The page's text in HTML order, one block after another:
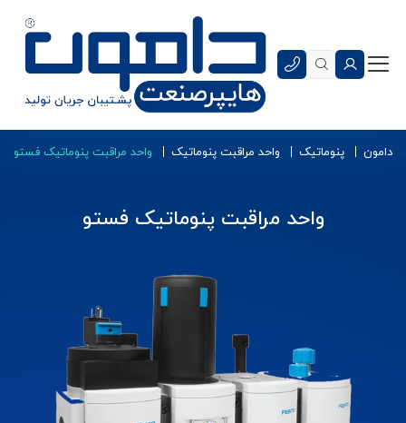
دامون پنوماتیک واحد مراقبت پنوماتیک واحد مراقبت پنوماتیک فستو
واحد مراقبت پنوماتیک فستو